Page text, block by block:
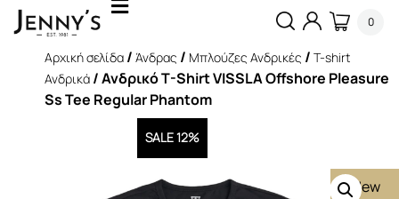
0
Αρχική σελίδα / Άνδρας / Μπλούζες Ανδρικές / T-shirt
Ανδρικά / Ανδρικό T-Shirt VISSLA Offshore Pleasure
Ss Tee Regular Phantom
New
SALE 12%